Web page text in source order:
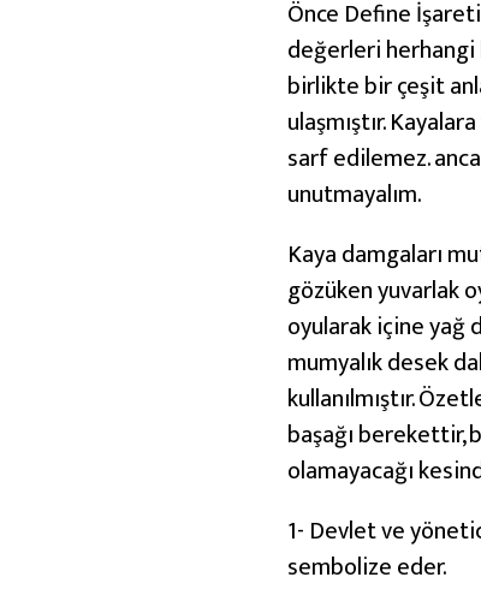
i
n
e
İ
ş
r
e
t
l
e
r
i
N
a
s
Önce Define
değerleri herhangi
birlikte bir çeşit
ulaşmıştır.
sarf edilemez.
unutmayalım.
Kaya damgaları
gözüken yuvarlak
oyularak içine yağ
mumyalık desek
kullanılmıştır.
başağı berekettir,
olamayacağı
1- Devlet ve
sembolize eder.